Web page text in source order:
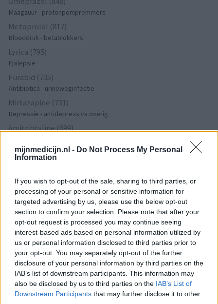
mijnmedicijn.nl - Do Not Process My Personal
Information
If you wish to opt-out of the sale, sharing to third parties, or
processing of your personal or sensitive information for
targeted advertising by us, please use the below opt-out
section to confirm your selection. Please note that after your
opt-out request is processed you may continue seeing
interest-based ads based on personal information utilized by
us or personal information disclosed to third parties prior to
your opt-out. You may separately opt-out of the further
disclosure of your personal information by third parties on the
IAB’s list of downstream participants. This information may
also be disclosed by us to third parties on the IAB’s List of
Downstream Participants that may further disclose it to other
Maagzuur - protonpompremmers
Metoprolol (817)
Bloeddruk - betablokkers
Lyrica (795)
Epilepsie
Furabid (735)
Antibiotica - urineweginfectie
Mirtazapine (731)
Depressie - antidepressiva overig
Amitriptyline (699)
Efexor (665)
Ethinylestradiol / Levonorgestrel (656)
Anticonceptie - eenfase
Escitalopram (647)
Depressie - antidepressiva SSRI
Seroquel (647)
Psychose / schizofrenie - antipsychotica
Amoxicilline (646)
Antibiotica - penicillines breedspectrum
Wellbutrin XR (646)
Verslavingsziekten